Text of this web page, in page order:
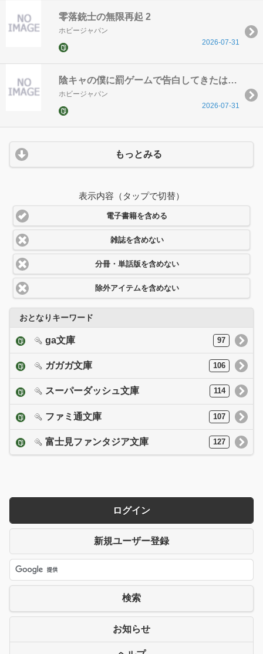
零落銃士の無限再起 2
ホビージャパン
2026-07-31
陰キャの僕に罰ゲームで告白してきたはずのギャルが、どう見ても僕にベタ惚れです 14
ホビージャパン
2026-07-31
もっとみる
表示内容（タップで切替）
電子書籍を含める
雑誌を含めない
分冊・単話版を含めない
除外アイテムを含めない
おとなりキーワード
ga文庫 97
ガガガ文庫 106
スーパーダッシュ文庫 114
ファミ通文庫 107
富士見ファンタジア文庫 127
ログイン
新規ユーザー登録
検索
お知らせ